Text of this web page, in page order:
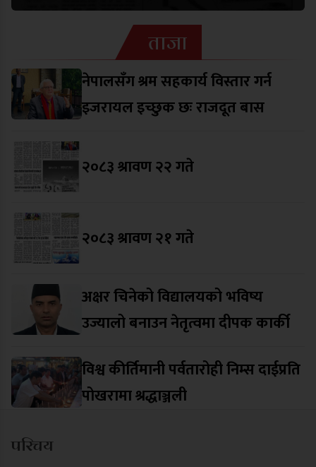
ताजा
नेपालसँग श्रम सहकार्य विस्तार गर्न
इजरायल इच्छुक छः राजदूत बास
२०८३ श्रावण २२ गते
२०८३ श्रावण २१ गते
अक्षर चिनेको विद्यालयको भविष्य
उज्यालो बनाउन नेतृत्वमा दीपक कार्की
विश्व कीर्तिमानी पर्वतारोही निम्स दाईप्रति
पोखरामा श्रद्धाञ्जली
परिचय